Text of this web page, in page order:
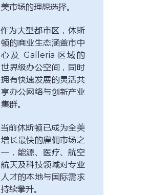
美市场的理想选择。
作为大型都市区，休斯
顿的商业生态涵盖市中
心及 Galleria 区域的
世界级办公空间，同时
拥有快速发展的灵活共
享办公网络与创新产业
集群。
当前休斯顿已成为全美
增长最快的雇佣市场之
一，能源、医疗、航空
航天及科技领域对专业
人才的本地与国际需求
持续攀升。